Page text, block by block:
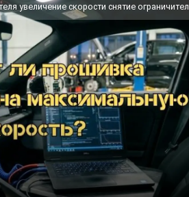
увеличение скорости снятие